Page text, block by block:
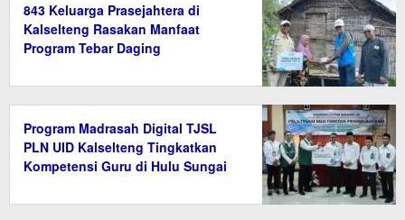
843 Keluarga Prasejahtera di
Kalselteng Rasakan Manfaat
Program Tebar Daging
Program Madrasah Digital TJSL
PLN UID Kalselteng Tingkatkan
Kompetensi Guru di Hulu Sungai